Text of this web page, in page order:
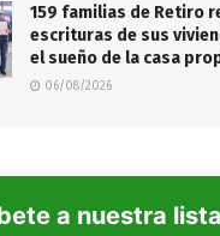
159 familias de Retiro
escrituras de sus
el sueño de la casa
06/08/2026
a nuestra